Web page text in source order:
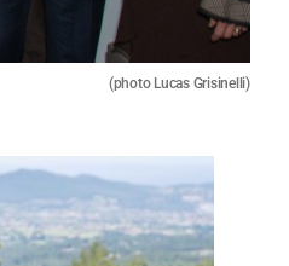
(photo Lucas Grisinelli)